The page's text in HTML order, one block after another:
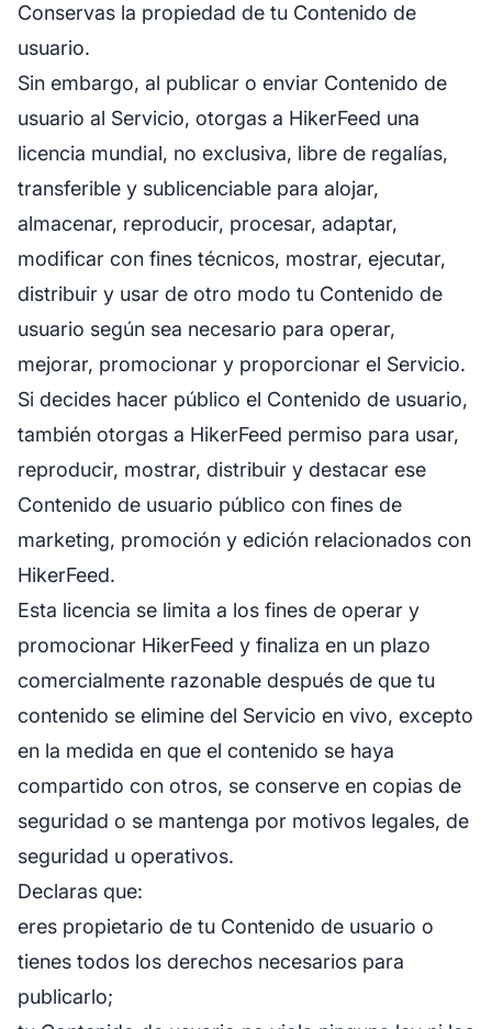
Conservas la propiedad de tu Contenido de
usuario.
Sin embargo, al publicar o enviar Contenido de
usuario al Servicio, otorgas a HikerFeed una
licencia mundial, no exclusiva, libre de regalías,
transferible y sublicenciable para alojar,
almacenar, reproducir, procesar, adaptar,
modificar con fines técnicos, mostrar, ejecutar,
distribuir y usar de otro modo tu Contenido de
usuario según sea necesario para operar,
mejorar, promocionar y proporcionar el Servicio.
Si decides hacer público el Contenido de usuario,
también otorgas a HikerFeed permiso para usar,
reproducir, mostrar, distribuir y destacar ese
Contenido de usuario público con fines de
marketing, promoción y edición relacionados con
HikerFeed.
Esta licencia se limita a los fines de operar y
promocionar HikerFeed y finaliza en un plazo
comercialmente razonable después de que tu
contenido se elimine del Servicio en vivo, excepto
en la medida en que el contenido se haya
compartido con otros, se conserve en copias de
seguridad o se mantenga por motivos legales, de
seguridad u operativos.
Declaras que:
eres propietario de tu Contenido de usuario o
tienes todos los derechos necesarios para
publicarlo;